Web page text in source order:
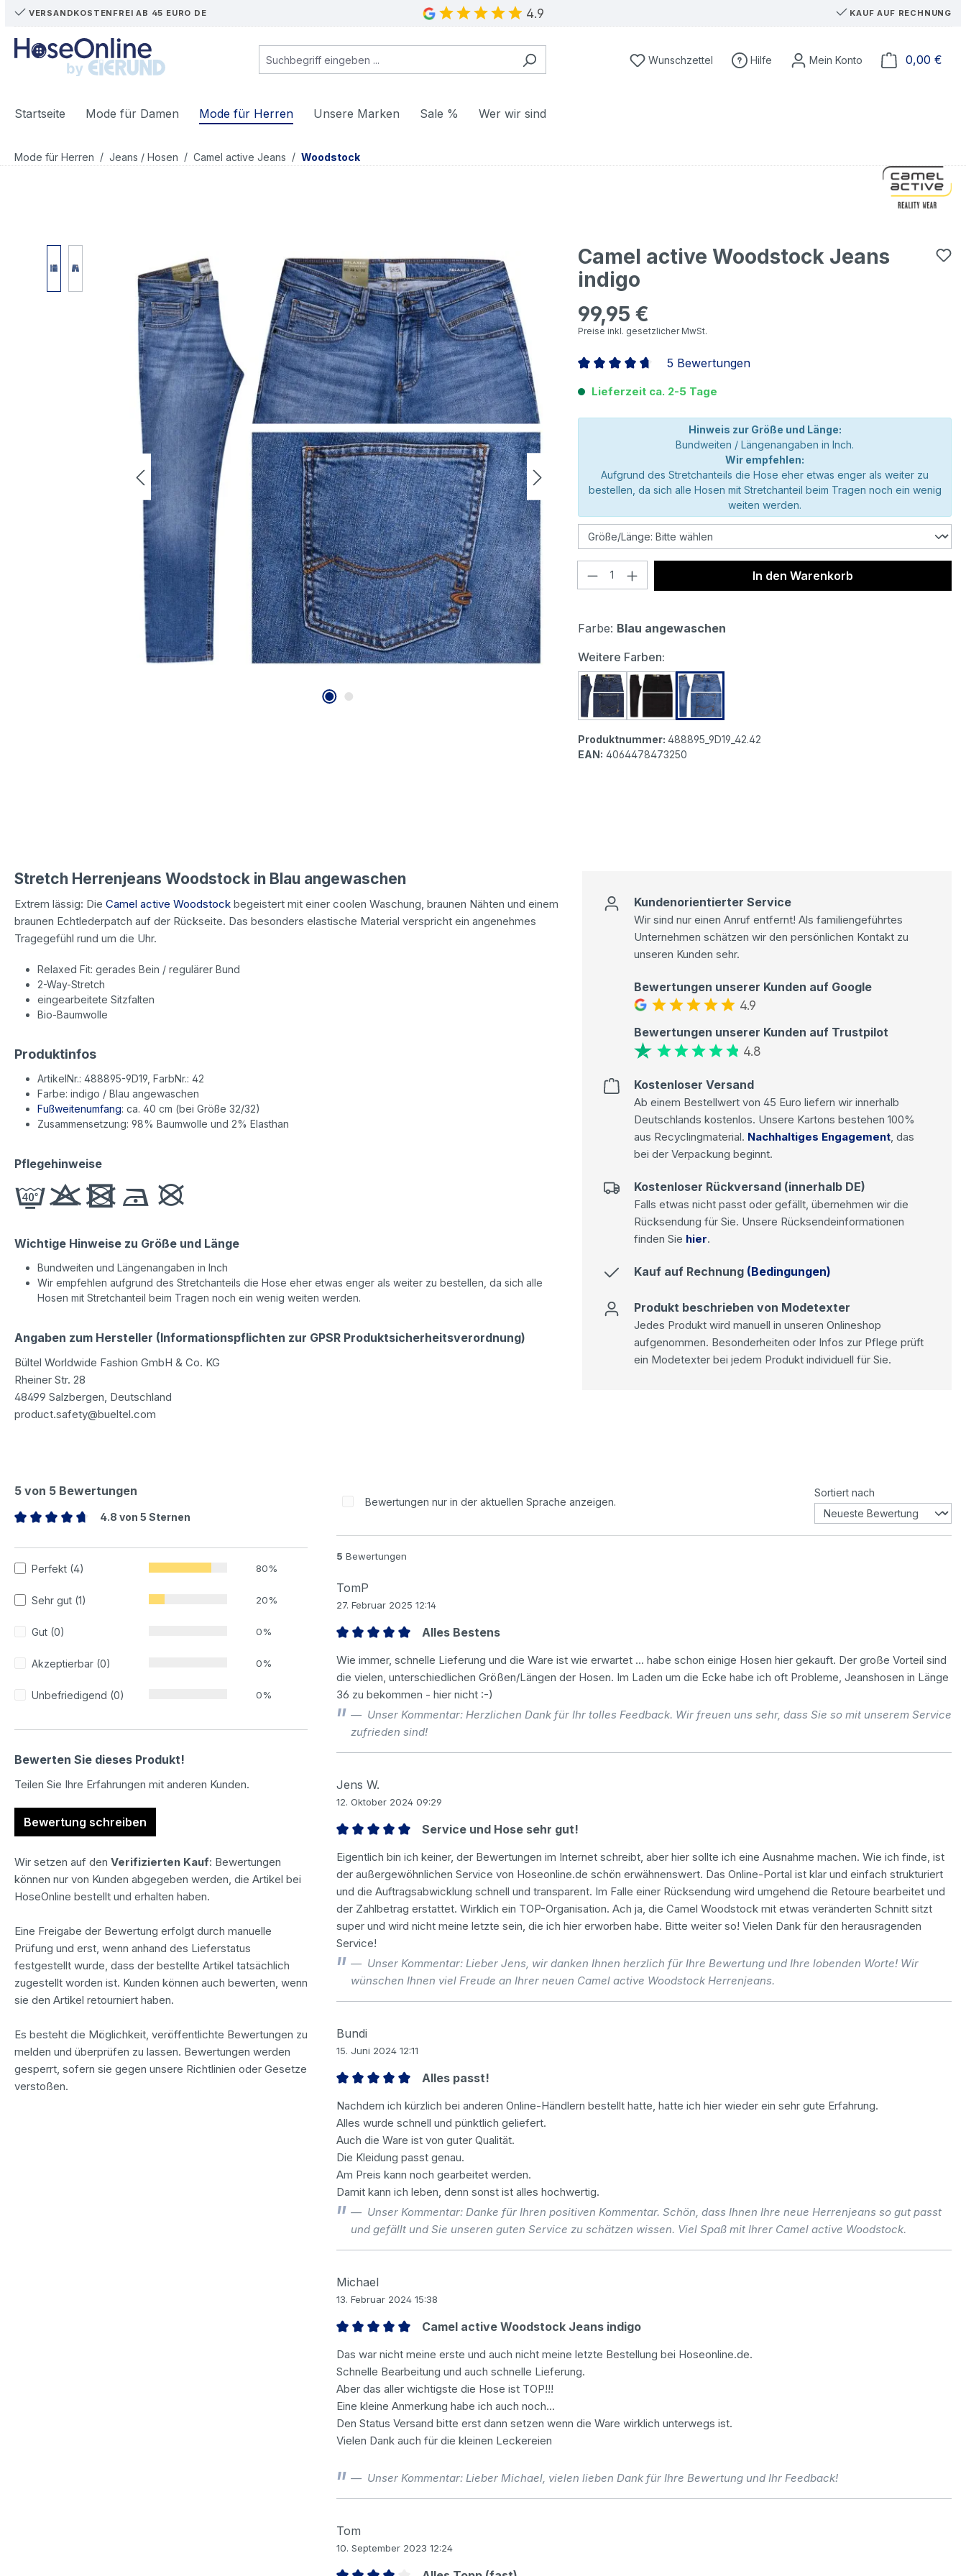
Hauptinhalt springen
Zur Suche springen
Zur Hauptnavigation springen
VERSANDKOSTENFREI AB 45 EURO DE 4.9 KAUF AUF RECHNUNG
Du hast 0 Produkte auf dem Merkzettel
Wunschzettel Hilfe 0,00 €
Startseite Mode für Damen Mode für Herren Unsere Marken Sale % Wer wir sind
Mode für Herren / Jeans / Hosen / Camel active Jeans / Woodstock
Camel active Woodstock Jeans
indigo
Regulärer Preis:
99,95 €
Preise inkl. gesetzlicher MwSt.
5 Bewertungen
Lieferzeit ca. 2-5 Tage
Hinweis zur Größe und Länge:
Bundweiten / Längenangaben in Inch.
Wir empfehlen:
Aufgrund des Stretchanteils die Hose eher etwas enger als weiter zu
bestellen, da sich alle Hosen mit Stretchanteil beim Tragen noch ein wenig
weiten werden.
Produkt Anzahl: Gib den gewünschten Wert
In den Warenkorb
Farbe: Blau angewaschen
Weitere Farben:
Camel active Woodstock Jeans dark blue used
Camel active Woodstock Jeans graphite grey black
Camel active Woodstock Jeans indigo
Produktnummer: 488895_9D19_42.42
EAN: 4064478473250
Stretch Herrenjeans Woodstock in Blau angewaschen
Extrem lässig: Die Camel active Woodstock begeistert mit einer coolen Waschung, braunen Nähten und einem
braunen Echtlederpatch auf der Rückseite. Das besonders elastische Material verspricht ein angenehmes
Tragegefühl rund um die Uhr.
Relaxed Fit: gerades Bein / regulärer Bund
2-Way-Stretch
eingearbeitete Sitzfalten
Bio-Baumwolle
Produktinfos
ArtikelNr.: 488895-9D19, FarbNr.: 42
Farbe: indigo / Blau angewaschen
Fußweitenumfang: ca. 40 cm (bei Größe 32/32)
Zusammensetzung: 98% Baumwolle und 2% Elasthan
Pflegehinweise
Wichtige Hinweise zu Größe und Länge
Bundweiten und Längenangaben in Inch
Wir empfehlen aufgrund des Stretchanteils die Hose eher etwas enger als weiter zu bestellen, da sich alle
Hosen mit Stretchanteil beim Tragen noch ein wenig weiten werden.
Angaben zum Hersteller (Informationspflichten zur GPSR Produktsicherheitsverordnung)
Bültel Worldwide Fashion GmbH & Co. KG
Rheiner Str. 28
48499 Salzbergen, Deutschland
product.safety@bueltel.com
Kundenorientierter Service
Wir sind nur einen Anruf entfernt! Als familiengeführtes
Unternehmen schätzen wir den persönlichen Kontakt zu
unseren Kunden sehr.
Bewertungen unserer Kunden auf Google
4.9
Bewertungen unserer Kunden auf Trustpilot
4.8
Kostenloser Versand
Ab einem Bestellwert von 45 Euro liefern wir innerhalb
Deutschlands kostenlos. Unsere Kartons bestehen 100%
aus Recyclingmaterial. Nachhaltiges Engagement, das
bei der Verpackung beginnt.
Kostenloser Rückversand (innerhalb DE)
Falls etwas nicht passt oder gefällt, übernehmen wir die
Rücksendung für Sie. Unsere Rücksendeinformationen
finden Sie hier.
Kauf auf Rechnung (Bedingungen)
Produkt beschrieben von Modetexter
Jedes Produkt wird manuell in unseren Onlineshop
aufgenommen. Besonderheiten oder Infos zur Pflege prüft
ein Modetexter bei jedem Produkt individuell für Sie.
5 von 5 Bewertungen
4.8 von 5 Sternen
Perfekt (4) 80%
Sehr gut (1) 20%
Gut (0) 0%
Akzeptierbar (0) 0%
Unbefriedigend (0) 0%
Bewerten Sie dieses Produkt!
Teilen Sie Ihre Erfahrungen mit anderen Kunden.
Bewertung schreiben
Wir setzen auf den Verifizierten Kauf: Bewertungen
können nur von Kunden abgegeben werden, die Artikel bei
HoseOnline bestellt und erhalten haben.
Eine Freigabe der Bewertung erfolgt durch manuelle
Prüfung und erst, wenn anhand des Lieferstatus
festgestellt wurde, dass der bestellte Artikel tatsächlich
zugestellt worden ist. Kunden können auch bewerten, wenn
sie den Artikel retourniert haben.
Es besteht die Möglichkeit, veröffentlichte Bewertungen zu
melden und überprüfen zu lassen. Bewertungen werden
gesperrt, sofern sie gegen unsere Richtlinien oder Gesetze
verstoßen.
Bewertungen nur in der aktuellen Sprache anzeigen.
Sortiert nach
5 Bewertungen
TomP
27. Februar 2025 12:14
Alles Bestens
Wie immer, schnelle Lieferung und die Ware ist wie erwartet ... habe schon einige Hosen hier gekauft. Der große Vorteil sind
die vielen, unterschiedlichen Größen/Längen der Hosen. Im Laden um die Ecke habe ich oft Probleme, Jeanshosen in Länge
36 zu bekommen - hier nicht :-)
Unser Kommentar: Herzlichen Dank für Ihr tolles Feedback. Wir freuen uns sehr, dass Sie so mit unserem Service
zufrieden sind!
Jens W.
12. Oktober 2024 09:29
Service und Hose sehr gut!
Eigentlich bin ich keiner, der Bewertungen im Internet schreibt, aber hier sollte ich eine Ausnahme machen. Wie ich finde, ist
der außergewöhnlichen Service von Hoseonline.de schön erwähnenswert. Das Online-Portal ist klar und einfach strukturiert
und die Auftragsabwicklung schnell und transparent. Im Falle einer Rücksendung wird umgehend die Retoure bearbeitet und
der Zahlbetrag erstattet. Wirklich ein TOP-Organisation. Ach ja, die Camel Woodstock mit etwas veränderten Schnitt sitzt
super und wird nicht meine letzte sein, die ich hier erworben habe. Bitte weiter so! Vielen Dank für den herausragenden
Service!
Unser Kommentar: Lieber Jens, wir danken Ihnen herzlich für Ihre Bewertung und Ihre lobenden Worte! Wir
wünschen Ihnen viel Freude an Ihrer neuen Camel active Woodstock Herrenjeans.
Bundi
15. Juni 2024 12:11
Alles passt!
Nachdem ich kürzlich bei anderen Online-Händlern bestellt hatte, hatte ich hier wieder ein sehr gute Erfahrung.
Alles wurde schnell und pünktlich geliefert.
Auch die Ware ist von guter Qualität.
Die Kleidung passt genau.
Am Preis kann noch gearbeitet werden.
Damit kann ich leben, denn sonst ist alles hochwertig.
Unser Kommentar: Danke für Ihren positiven Kommentar. Schön, dass Ihnen Ihre neue Herrenjeans so gut passt
und gefällt und Sie unseren guten Service zu schätzen wissen. Viel Spaß mit Ihrer Camel active Woodstock.
Michael
13. Februar 2024 15:38
Camel active Woodstock Jeans indigo
Das war nicht meine erste und auch nicht meine letzte Bestellung bei Hoseonline.de.
Schnelle Bearbeitung und auch schnelle Lieferung.
Aber das aller wichtigste die Hose ist TOP!!!
Eine kleine Anmerkung habe ich auch noch...
Den Status Versand bitte erst dann setzen wenn die Ware wirklich unterwegs ist.
Vielen Dank auch für die kleinen Leckereien
Unser Kommentar: Lieber Michael, vielen lieben Dank für Ihre Bewertung und Ihr Feedback!
Tom
10. September 2023 12:24